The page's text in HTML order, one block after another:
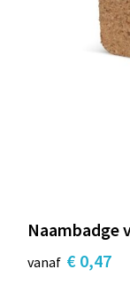
Naambadge
vanaf € 0,47